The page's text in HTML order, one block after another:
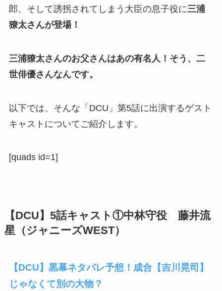
郎、そして誘拐されてしまう大臣の息子役に三浦
獠太さんが登場！
三浦獠太さんのお父さんはあの有名人！そう、二
世俳優さんなんです。
以下では、そんな「DCU」第5話に出演するゲスト
キャストについてご紹介します。
[quads id=1]
【DCU】5話キャスト①中林守役 藤井流
星（ジャニーズWEST）
【DCU】黒幕ネタバレ予想！成合【吉川晃司】
じゃなくて別の大物？